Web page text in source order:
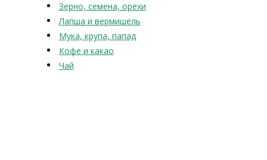
Зерно, семена, орехи
Лапша и вермишель
Мука, крупа, папад
Кофе и какао
Чай